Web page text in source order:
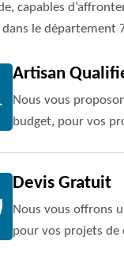
capables
le département
Artisan
Nous vous
budget, pour vos
Devis Gratuit
Nous vous offrons
pour vos projets de